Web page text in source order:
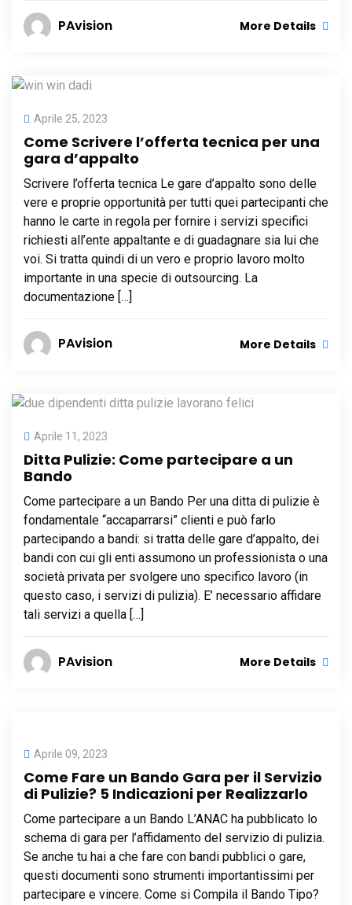
PAvision More Details
Aprile 25, 2023
Come Scrivere l’offerta tecnica per una
gara d’appalto
Scrivere l’offerta tecnica Le gare d’appalto sono delle
vere e proprie opportunità per tutti quei partecipanti che
hanno le carte in regola per fornire i servizi specifici
richiesti all’ente appaltante e di guadagnare sia lui che
voi. Si tratta quindi di un vero e proprio lavoro molto
importante in una specie di outsourcing. La
documentazione […]
PAvision More Details
Aprile 11, 2023
Ditta Pulizie: Come partecipare a un
Bando
Come partecipare a un Bando Per una ditta di pulizie è
fondamentale “accaparrarsi” clienti e può farlo
partecipando a bandi: si tratta delle gare d’appalto, dei
bandi con cui gli enti assumono un professionista o una
società privata per svolgere uno specifico lavoro (in
questo caso, i servizi di pulizia). E’ necessario affidare
tali servizi a quella […]
PAvision More Details
Aprile 09, 2023
Come Fare un Bando Gara per il Servizio
di Pulizie? 5 Indicazioni per Realizzarlo
Come partecipare a un Bando L’ANAC ha pubblicato lo
schema di gara per l’affidamento del servizio di pulizia.
Se anche tu hai a che fare con bandi pubblici o gare,
questi documenti sono strumenti importantissimi per
partecipare e vincere. Come si Compila il Bando Tipo?